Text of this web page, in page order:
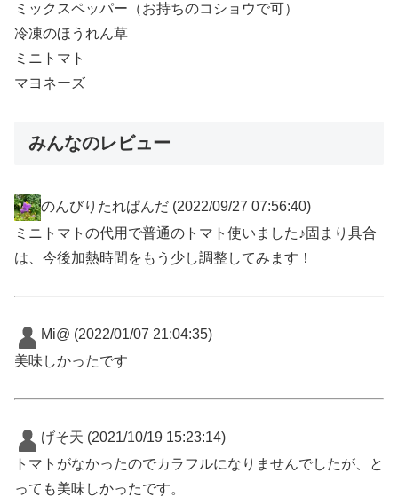
ミックスペッパー（お持ちのコショウで可）
冷凍のほうれん草
ミニトマト
マヨネーズ
みんなのレビュー
のんびりたれぱんだ (2022/09/27 07:56:40)
ミニトマトの代用で普通のトマト使いました♪固まり具合
は、今後加熱時間をもう少し調整してみます！
Mi@ (2022/01/07 21:04:35)
美味しかったです
げそ天 (2021/10/19 15:23:14)
トマトがなかったのでカラフルになりませんでしたが、と
っても美味しかったです。